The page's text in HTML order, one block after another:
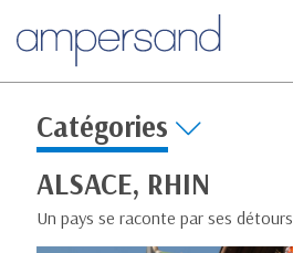
Catégories
ALSACE, RHIN
Un pays se raconte par ses détours